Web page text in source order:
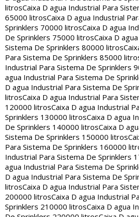
litrosCaixa D agua Industrial Para
65000 litrosCaixa D agua Industrial
Sprinklers 70000 litrosCaixa D agua
De Sprinklers 75000 litrosCaixa D
Sistema De Sprinklers 80000 litros
Para Sistema De Sprinklers 85000
Industrial Para Sistema De Sprinklers
agua Industrial Para Sistema De
D agua Industrial Para Sistema De
litrosCaixa D agua Industrial Para
120000 litrosCaixa D agua Industrial
Sprinklers 130000 litrosCaixa D agua
De Sprinklers 140000 litrosCaixa D
Sistema De Sprinklers 150000 litros
Para Sistema De Sprinklers 160000
Industrial Para Sistema De Sprinklers
agua Industrial Para Sistema De
D agua Industrial Para Sistema De
litrosCaixa D agua Industrial Para
200000 litrosCaixa D agua Industrial
Sprinklers 210000 litrosCaixa D agua